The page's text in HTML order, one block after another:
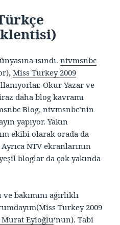
ısındı.ntvmsnbc
Miss Turkey 2009
Okur Yazar ve
daha blog kavramı
Blog, ntvmsnbc’nin
yapıyor. Yakın
ekibi olarak orada da
NTV ekranlarının
bloglar da çok yakında
bakımını ağırlıklı
Turkey 2009
Murat Eyioğlu‘nun). Tabi